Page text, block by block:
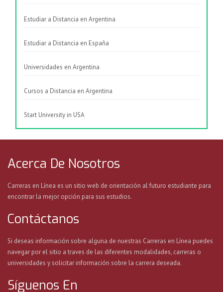
Estudiar a Distancia en Argentina
Estudiar a Distancia en España
Universidades en Argentina
Cursos a Distancia en Argentina
Start University in USA
Acerca De Nosotros
Carreras en Línea es un sitio web de orientación al futuro estudiante para
encontrar la mejor opción para sus estudios.
Contáctanos
Si deseas información sobre alguna de nuestras Carreras en Línea puedes
navegar por el sitio a traves de las diferentes modalidades, carreras o
universidades y solicitar información sobre la carrera deseada.
Síguenos En